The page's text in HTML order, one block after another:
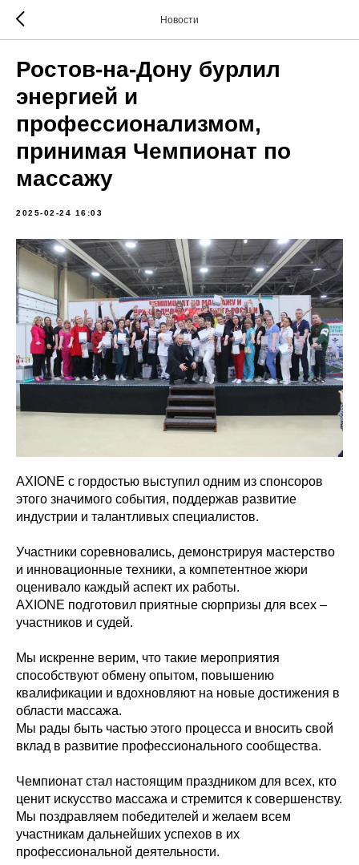
Новости
Ростов-на-Дону бурлил
энергией и
профессионализмом,
принимая Чемпионат по
массажу
2025-02-24 16:03
AXIONE с гордостью выступил одним из спонсоров
этого значимого события, поддержав развитие
индустрии и талантливых специалистов.
Участники соревновались, демонстрируя мастерство
и инновационные техники, а компетентное жюри
оценивало каждый аспект их работы.
AXIONE подготовил приятные сюрпризы для всех –
участников и судей.
Мы искренне верим, что такие мероприятия
способствуют обмену опытом, повышению
квалификации и вдохновляют на новые достижения в
области массажа.
Мы рады быть частью этого процесса и вносить свой
вклад в развитие профессионального сообщества.
Чемпионат стал настоящим праздником для всех, кто
ценит искусство массажа и стремится к совершенству.
Мы поздравляем победителей и желаем всем
участникам дальнейших успехов в их
профессиональной деятельности.